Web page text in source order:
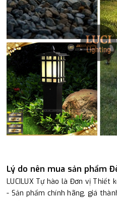
Lý do nên mua sản phẩm
LUCILUX Tự hào là Đơn vị
- Sản phẩm chính hãng, giá